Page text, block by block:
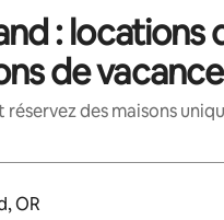
: locations
de
réservez des maisons
résultats s'affichent, utilisez